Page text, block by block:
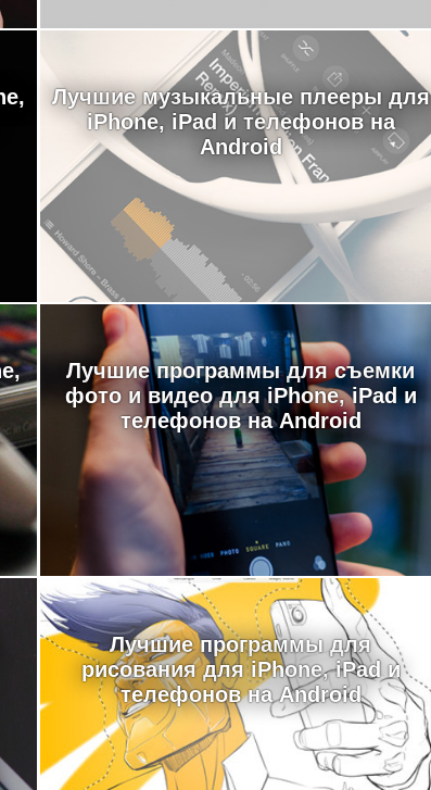
Лучшие музыкальные плееры для
iPhone, iPad и телефонов на
Android
Лучшие программы для съемки
фото и видео для iPhone, iPad и
телефонов на Android
Лучшие программы для
рисования для iPhone, iPad и
телефонов на Android